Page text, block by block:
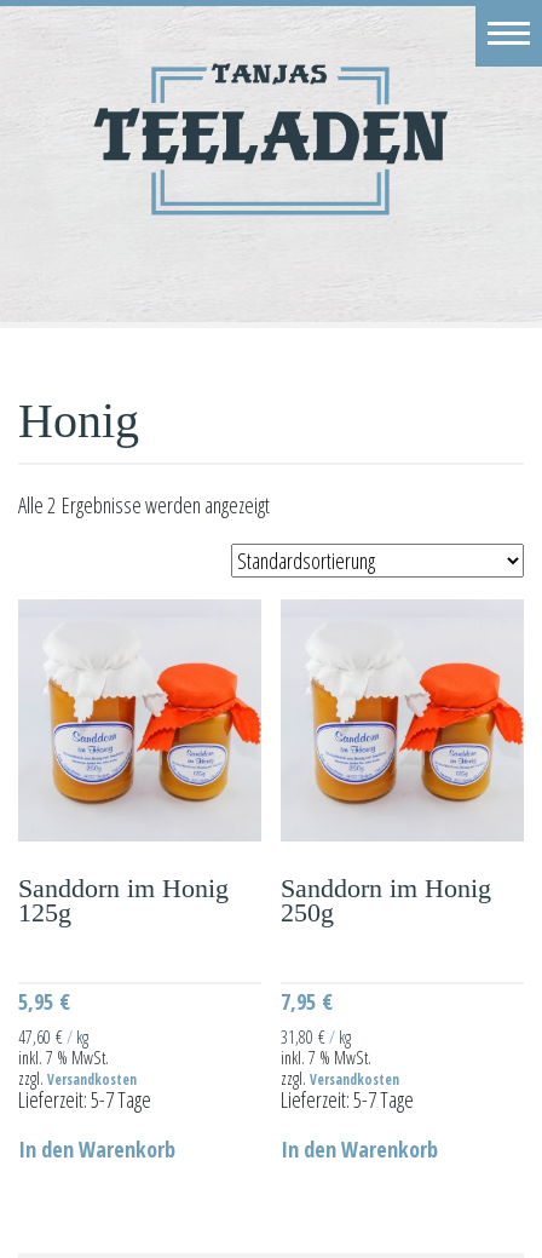
Honig
Alle 2 Ergebnisse werden angezeigt
Sanddorn im Honig
125g
5,95 €
47,60 €/ kg
inkl. 7 % MwSt.
zzgl. Versandkosten
Lieferzeit:5-7 Tage
In den Warenkorb
Sanddorn im Honig
250g
7,95 €
31,80€/ kg
inkl. 7 % MwSt.
zzgl.Versandkosten
Lieferzeit:5-7 Tage
In den Warenkorb
Geschäft